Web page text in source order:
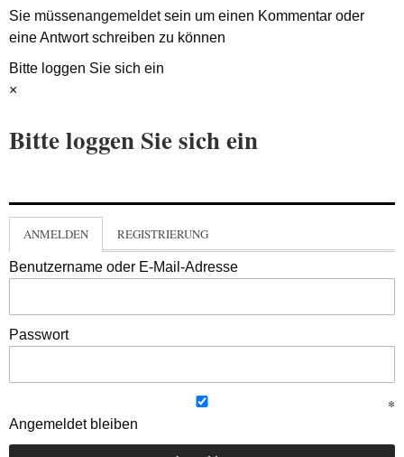
Sie müssenangemeldetsein um einen Kommentar oder
eine Antwort schreiben zu können
Bitte loggen Sie sich ein
×
Bitte loggen Sie sich ein
ANMELDEN REGISTRIERUNG
Benutzername oder E-Mail-Adresse
Passwort
Angemeldet bleiben